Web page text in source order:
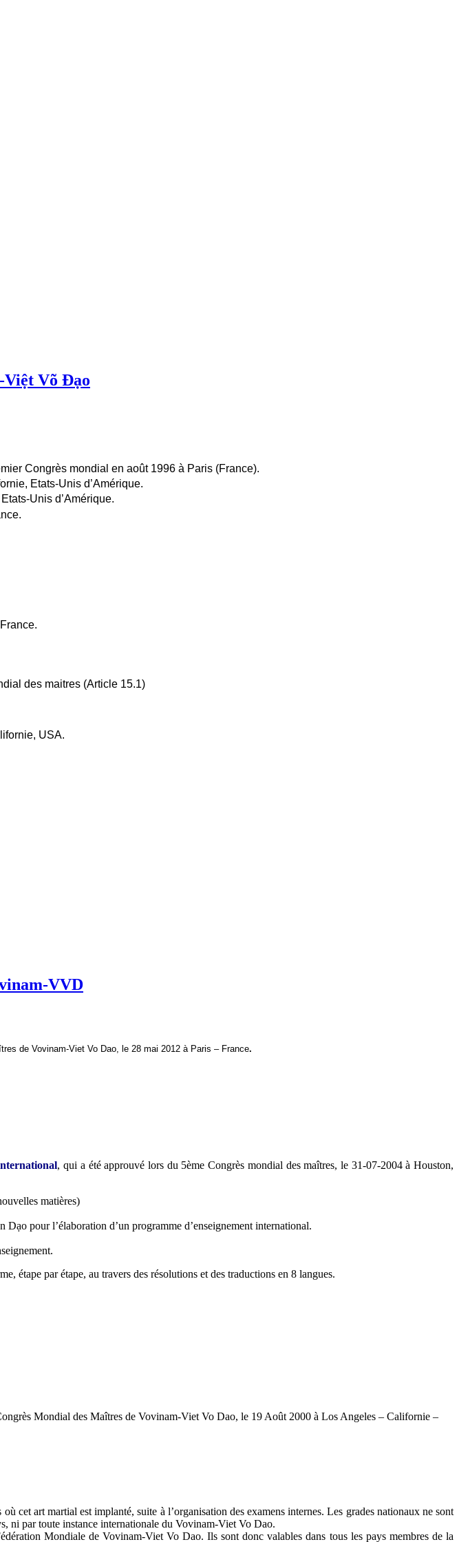
Việt Võ Đạo
Congrès mondial en août 1996 à Paris (France).
Etats-Unis d’Amérique.
Unis d’Amérique.
des maitres (Article 15.1)
USA.
VVD
de Vovinam-Viet Vo Dao, le 28 mai 2012 à Paris – France.
, qui a été approuvé lors du 5ème Congrès mondial des maîtres, le 31-07-2004 à Houston,
matières)
pour l’élaboration d’un programme d’enseignement international.
étape par étape, au travers des résolutions et des traductions en 8 langues.
Mondial des Maîtres de Vovinam-Viet Vo Dao, le 19 Août 2000 à Los Angeles – Californie –
cet art martial est implanté, suite à l’organisation des examens internes. Les grades nationaux ne sont
ni par toute instance internationale du Vovinam-Viet Vo Dao.
Mondiale de Vovinam-Viet Vo Dao. Ils sont donc valables dans tous les pays membres de la